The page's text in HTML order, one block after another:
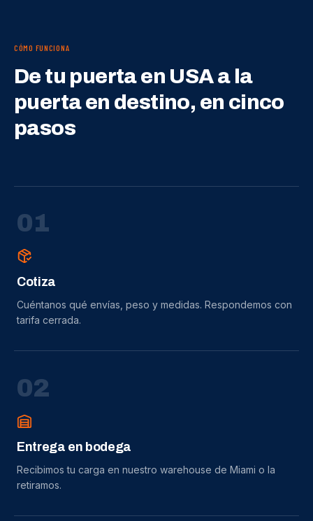
CÓMO FUNCIONA
De tu puerta en USA a la
puerta en destino, en cinco
pasos
01
Cotiza
Cuéntanos qué envías, peso y medidas. Respondemos con
tarifa cerrada.
02
Entrega en bodega
Recibimos tu carga en nuestro warehouse de Miami o la
retiramos.